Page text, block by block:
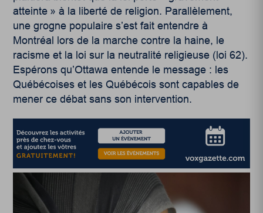
atteinte » à la liberté de religion. Parallèlement,
une grogne populaire s’est fait entendre à
Montréal lors de la marche contre la haine, le
racisme et la loi sur la neutralité religieuse (loi 62).
Espérons qu’Ottawa entende le message : les
Québécoises et les Québécois sont capables de
mener ce débat sans son intervention.